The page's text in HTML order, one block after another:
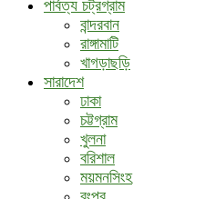
পার্বত্য চট্রগ্রাম
বান্দরবান
রাঙ্গামাটি
খাগড়াছড়ি
সারাদেশ
ঢাকা
চট্টগ্রাম
খুলনা
বরিশাল
ময়মনসিংহ